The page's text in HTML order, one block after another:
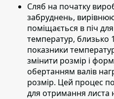
Сляб на початку
забруднень,
поміщається в піч
температур, близько
показники
змінити розмір і
обертанням валів
розмір. Цей процес
для отримання листа